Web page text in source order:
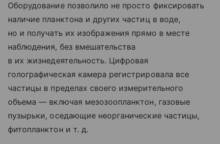
Оборудование позволило не просто фиксировать
наличие планктона и других частиц в воде,
но и получать их изображения прямо в месте
наблюдения, без вмешательства
в их жизнедеятельность. Цифровая
голографическая камера регистрировала все
частицы в пределах своего измерительного
объема — включая мезозоопланктон, газовые
пузырьки, оседающие неорганические частицы,
фитопланктон и т. д.